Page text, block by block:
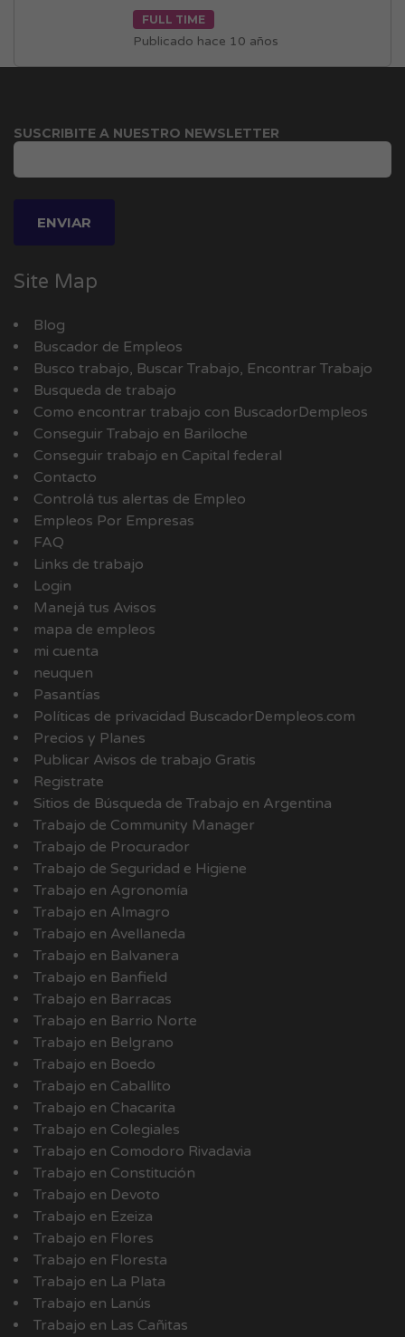
FULL TIME
Publicado hace 10 años
SUSCRIBITE A NUESTRO NEWSLETTER
Site Map
Blog
Buscador de Empleos
Busco trabajo, Buscar Trabajo, Encontrar Trabajo
Busqueda de trabajo
Como encontrar trabajo con BuscadorDempleos
Conseguir Trabajo en Bariloche
Conseguir trabajo en Capital federal
Contacto
Controlá tus alertas de Empleo
Empleos Por Empresas
FAQ
Links de trabajo
Login
Manejá tus Avisos
mapa de empleos
mi cuenta
neuquen
Pasantías
Políticas de privacidad BuscadorDempleos.com
Precios y Planes
Publicar Avisos de trabajo Gratis
Registrate
Sitios de Búsqueda de Trabajo en Argentina
Trabajo de Community Manager
Trabajo de Procurador
Trabajo de Seguridad e Higiene
Trabajo en Agronomía
Trabajo en Almagro
Trabajo en Avellaneda
Trabajo en Balvanera
Trabajo en Banfield
Trabajo en Barracas
Trabajo en Barrio Norte
Trabajo en Belgrano
Trabajo en Boedo
Trabajo en Caballito
Trabajo en Chacarita
Trabajo en Colegiales
Trabajo en Comodoro Rivadavia
Trabajo en Constitución
Trabajo en Devoto
Trabajo en Ezeiza
Trabajo en Flores
Trabajo en Floresta
Trabajo en La Plata
Trabajo en Lanús
Trabajo en Las Cañitas